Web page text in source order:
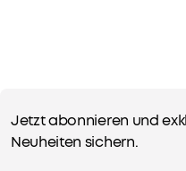
Jetzt abonnieren und
Neuheiten sichern.